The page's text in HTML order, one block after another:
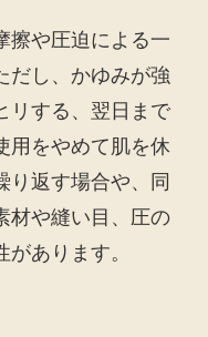
擦や圧迫による一
だし、かゆみが強
リする、翌日まで
用をやめて肌を休
り返す場合や、同
材や縫い目、圧の
あります。